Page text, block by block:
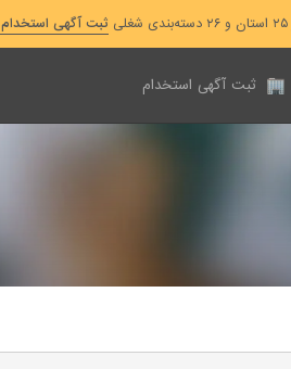
ثبت آگهی استخدام
ثبت آگهی استخدام